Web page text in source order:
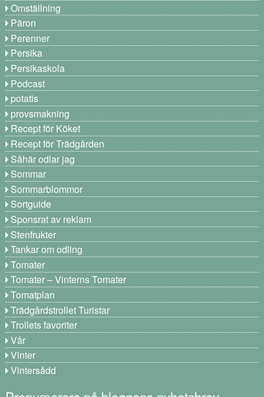
Omställning
Päron
Perenner
Persika
Persikaskola
Podcast
potatis
provsmakning
Recept för Köket
Recept för Trädgården
Såhär odlar jag
Sommar
Sommarblommor
Sortguide
Sponsrat av reklam
Stenfrukter
Tankar om odling
Tomater
Tomater – Vinterns Tomater
Tomatplan
Trädgårdstrollet Turistar
Trollets favoriter
Vår
Vinter
Vintersådd